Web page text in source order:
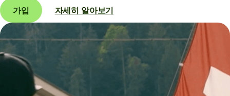
가입 자세히 알아보기